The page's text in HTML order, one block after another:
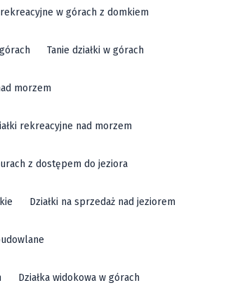
rekreacyjne w górach z domkiem
Tanie działki w górach
morzem
rekreacyjne nad morzem
z dostępem do jeziora
Działki na sprzedaż nad jeziorem
Działka widokowa w górach